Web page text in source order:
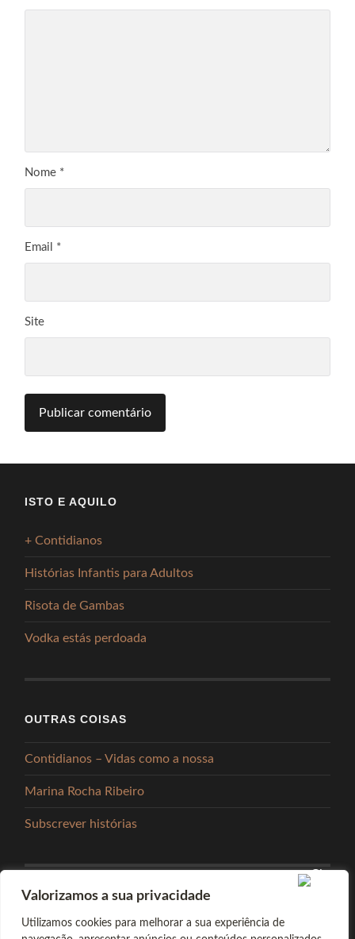
Valorizamos a sua privacidade
Utilizamos cookies para melhorar a sua experiência de
Nome *
Email *
Site
ISTO E AQUILO
+ Contidianos
Histórias Infantis para Adultos
Risota de Gambas
Vodka estás perdoada
OUTRAS COISAS
Contidianos – Vidas como a nossa
Marina Rocha Ribeiro
Subscrever histórias